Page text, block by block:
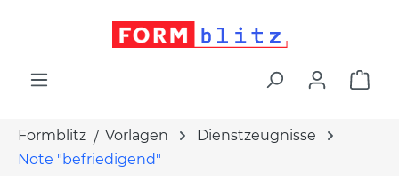
Formblitz Vorlagen
Dienstzeugnisse
Note "befriedigend"